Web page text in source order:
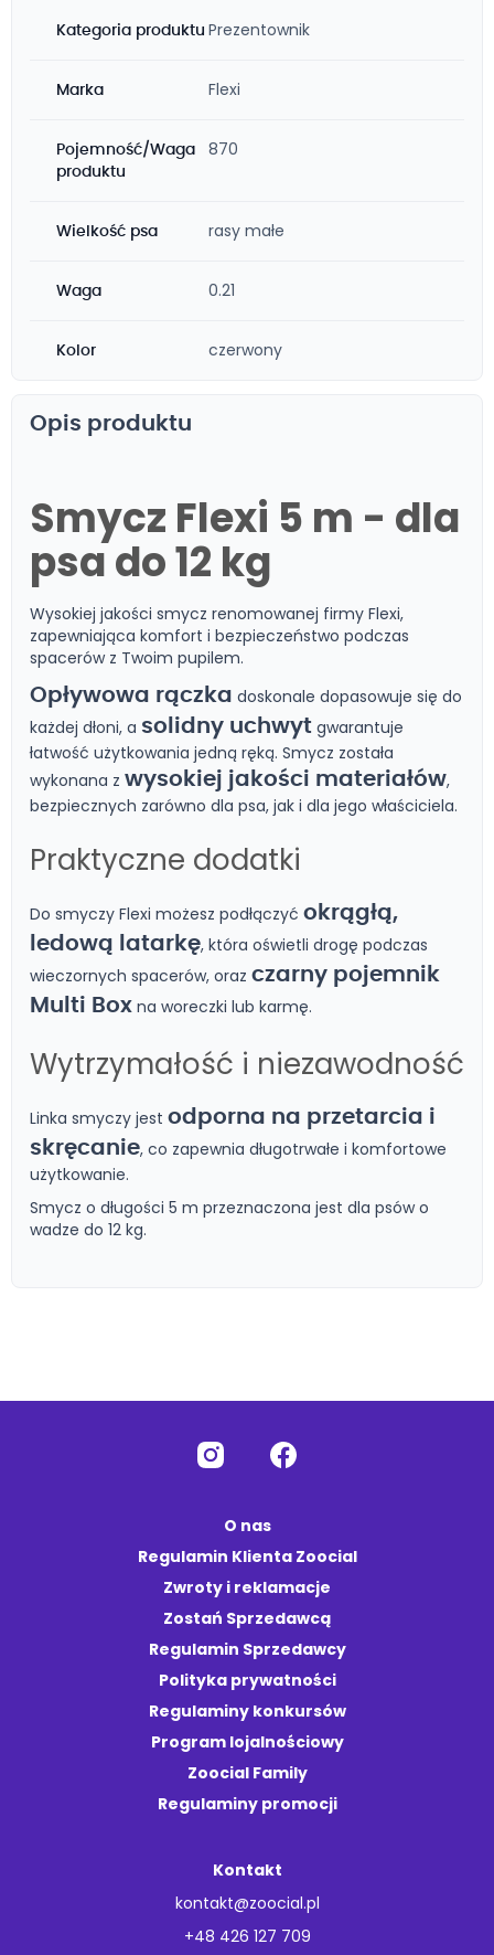
Kategoria produktu Prezentownik
Marka Flexi
Pojemność/Waga
produktu
870
Wielkość psa rasy małe
Waga 0.21
Kolor czerwony
Opis produktu
Smycz Flexi 5 m - dla
psa do 12 kg
Wysokiej jakości smycz renomowanej firmy Flexi,
zapewniająca komfort i bezpieczeństwo podczas
spacerów z Twoim pupilem.
Opływowa rączka doskonale dopasowuje się do
każdej dłoni, a solidny uchwyt gwarantuje
łatwość użytkowania jedną ręką. Smycz została
wykonana z wysokiej jakości materiałów,
bezpiecznych zarówno dla psa, jak i dla jego właściciela.
Praktyczne dodatki
Do smyczy Flexi możesz podłączyć okrągłą,
ledową latarkę, która oświetli drogę podczas
wieczornych spacerów, oraz czarny pojemnik
Multi Box na woreczki lub karmę.
Wytrzymałość i niezawodność
Linka smyczy jest odporna na przetarcia i
skręcanie, co zapewnia długotrwałe i komfortowe
użytkowanie.
Smycz o długości 5 m przeznaczona jest dla psów o
wadze do 12 kg.
O nas
Regulamin Klienta Zoocial
Zwroty i reklamacje
Zostań Sprzedawcą
Regulamin Sprzedawcy
Polityka prywatności
Regulaminy konkursów
Program lojalnościowy
Zoocial Family
Regulaminy promocji
Kontakt
kontakt@zoocial.pl
+48 426 127 709